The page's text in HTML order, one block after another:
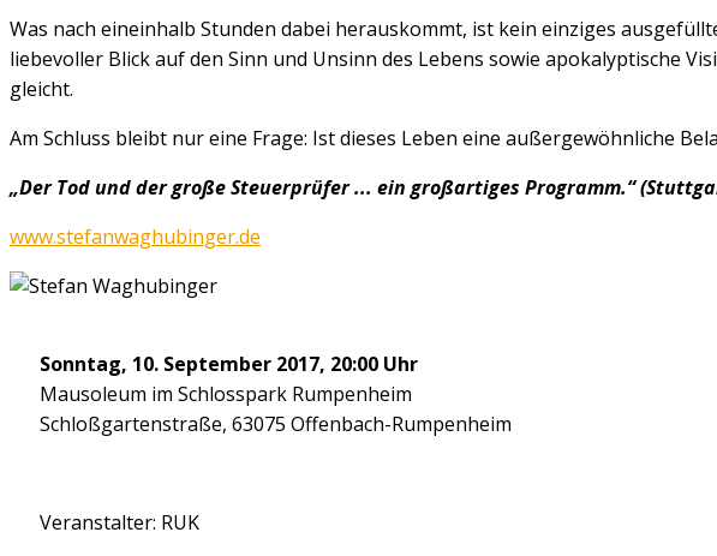
Was nach eineinhalb Stunden dabei herauskommt, ist kein einziges
liebevoller Blick auf den Sinn und Unsinn des Lebens sowie apokalyptische
gleicht.
Am Schluss bleibt nur eine Frage: Ist dieses Leben eine außergewöhnliche
„Der Tod und der große Steuerprüfer ... ein großartiges Programm.“
www.stefanwaghubinger.de
Sonntag, 10. September 2017, 20:00 Uhr
Mausoleum im Schlosspark Rumpenheim
Schloßgartenstraße, 63075 Offenbach-Rumpenheim
Veranstalter: RUK